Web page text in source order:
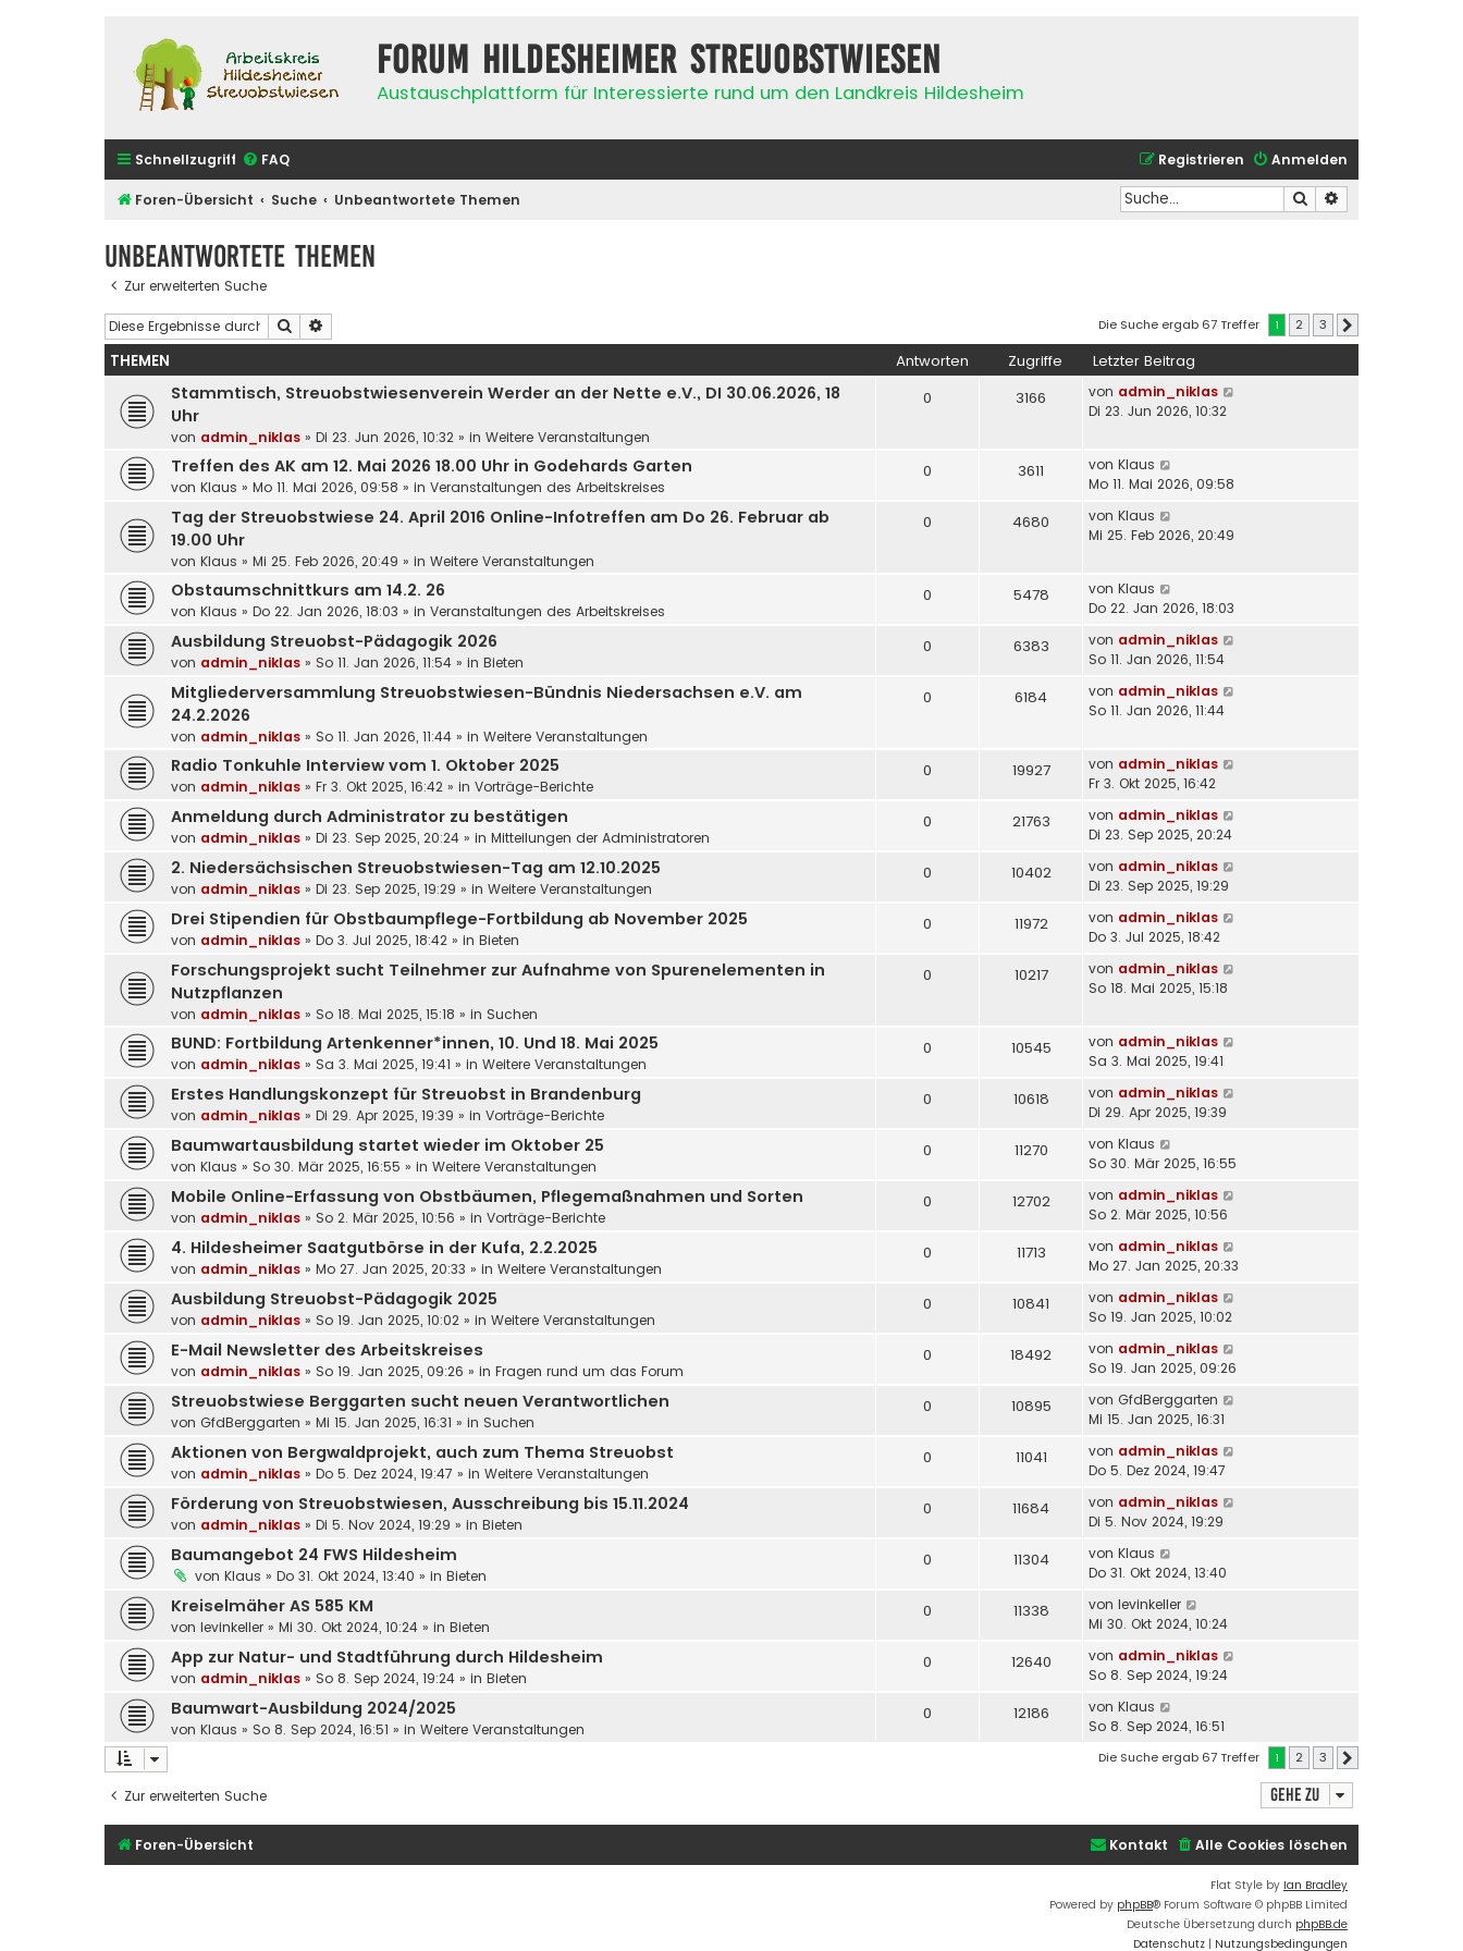
Forum Hildesheimer Streuobstwiesen
Austauschplattform für Interessierte rund um den Landkreis Hildesheim
Schnellzugriff FAQ Anmelden
Registrieren
Foren-Übersicht Suche Unbeantwortete Themen Suche
Unbeantwortete Themen
Zur erweiterten Suche
Suche Die Suche ergab 67 Treffer 1 2 3
THEMEN Antworten Zugriffe Letzter Beitrag
Stammtisch, Streuobstwiesenverein Werder an der Nette e.V., DI 30.06.2026, 18
Uhr
von admin_niklas » Di 23. Jun 2026, 10:32 » in Weitere Veranstaltungen
0 3166 von admin_niklas
Di 23. Jun 2026, 10:32
Treffen des AK am 12. Mai 2026 18.00 Uhr in Godehards Garten
von Klaus » Mo 11. Mai 2026, 09:58 » in Veranstaltungen des Arbeitskreises
0 3611 von Klaus
Mo 11. Mai 2026, 09:58
Tag der Streuobstwiese 24. April 2016 Online-Infotreffen am Do 26. Februar ab
19.00 Uhr
von Klaus » Mi 25. Feb 2026, 20:49 » in Weitere Veranstaltungen
0 4680 von Klaus
Mi 25. Feb 2026, 20:49
Obstaumschnittkurs am 14.2. 26
von Klaus » Do 22. Jan 2026, 18:03 » in Veranstaltungen des Arbeitskreises
0 5478 von Klaus
Do 22. Jan 2026, 18:03
Ausbildung Streuobst-Pädagogik 2026
von admin_niklas » So 11. Jan 2026, 11:54 » in Bieten
0 6383 von admin_niklas
So 11. Jan 2026, 11:54
Mitgliederversammlung Streuobstwiesen-Bündnis Niedersachsen e.V. am
24.2.2026
von admin_niklas » So 11. Jan 2026, 11:44 » in Weitere Veranstaltungen
0 6184 von admin_niklas
So 11. Jan 2026, 11:44
Radio Tonkuhle Interview vom 1. Oktober 2025
von admin_niklas » Fr 3. Okt 2025, 16:42 » in Vorträge-Berichte
0 19927 von admin_niklas
Fr 3. Okt 2025, 16:42
Anmeldung durch Administrator zu bestätigen
von admin_niklas » Di 23. Sep 2025, 20:24 » in Mitteilungen der Administratoren
0 21763 von admin_niklas
Di 23. Sep 2025, 20:24
2. Niedersächsischen Streuobstwiesen-Tag am 12.10.2025
von admin_niklas » Di 23. Sep 2025, 19:29 » in Weitere Veranstaltungen
0 10402 von admin_niklas
Di 23. Sep 2025, 19:29
Drei Stipendien für Obstbaumpflege-Fortbildung ab November 2025
von admin_niklas » Do 3. Jul 2025, 18:42 » in Bieten
0 11972 von admin_niklas
Do 3. Jul 2025, 18:42
Forschungsprojekt sucht Teilnehmer zur Aufnahme von Spurenelementen in
Nutzpflanzen
von admin_niklas » So 18. Mai 2025, 15:18 » in Suchen
0 10217 von admin_niklas
So 18. Mai 2025, 15:18
BUND: Fortbildung Artenkenner*innen, 10. Und 18. Mai 2025
von admin_niklas » Sa 3. Mai 2025, 19:41 » in Weitere Veranstaltungen
0 10545 von admin_niklas
Sa 3. Mai 2025, 19:41
Erstes Handlungskonzept für Streuobst in Brandenburg
von admin_niklas » Di 29. Apr 2025, 19:39 » in Vorträge-Berichte
0 10618 von admin_niklas
Di 29. Apr 2025, 19:39
Baumwartausbildung startet wieder im Oktober 25
von Klaus » So 30. Mär 2025, 16:55 » in Weitere Veranstaltungen
0 11270 von Klaus
So 30. Mär 2025, 16:55
Mobile Online-Erfassung von Obstbäumen, Pflegemaßnahmen und Sorten
von admin_niklas » So 2. Mär 2025, 10:56 » in Vorträge-Berichte
0 12702 von admin_niklas
So 2. Mär 2025, 10:56
4. Hildesheimer Saatgutbörse in der Kufa, 2.2.2025
von admin_niklas » Mo 27. Jan 2025, 20:33 » in Weitere Veranstaltungen
0 11713 von admin_niklas
Mo 27. Jan 2025, 20:33
Ausbildung Streuobst-Pädagogik 2025
von admin_niklas » So 19. Jan 2025, 10:02 » in Weitere Veranstaltungen
0 10841 von admin_niklas
So 19. Jan 2025, 10:02
E-Mail Newsletter des Arbeitskreises
von admin_niklas » So 19. Jan 2025, 09:26 » in Fragen rund um das Forum
0 18492 von admin_niklas
So 19. Jan 2025, 09:26
Streuobstwiese Berggarten sucht neuen Verantwortlichen
von GfdBerggarten » Mi 15. Jan 2025, 16:31 » in Suchen
0 10895 von GfdBerggarten
Mi 15. Jan 2025, 16:31
Aktionen von Bergwaldprojekt, auch zum Thema Streuobst
von admin_niklas » Do 5. Dez 2024, 19:47 » in Weitere Veranstaltungen
0 11041 von admin_niklas
Do 5. Dez 2024, 19:47
Förderung von Streuobstwiesen, Ausschreibung bis 15.11.2024
von admin_niklas » Di 5. Nov 2024, 19:29 » in Bieten
0 11684 von admin_niklas
Di 5. Nov 2024, 19:29
Baumangebot 24 FWS Hildesheim
von Klaus » Do 31. Okt 2024, 13:40 » in Bieten
0 11304 von Klaus
Do 31. Okt 2024, 13:40
Kreiselmäher AS 585 KM
von levinkeller » Mi 30. Okt 2024, 10:24 » in Bieten
0 11338 von levinkeller
Mi 30. Okt 2024, 10:24
App zur Natur- und Stadtführung durch Hildesheim
von admin_niklas » So 8. Sep 2024, 19:24 » in Bieten
0 12640 von admin_niklas
So 8. Sep 2024, 19:24
Baumwart-Ausbildung 2024/2025
von Klaus » So 8. Sep 2024, 16:51 » in Weitere Veranstaltungen
0 12186 von Klaus
So 8. Sep 2024, 16:51
Die Suche ergab 67 Treffer 1 2 3
Zur erweiterten Suche Gehe zu
Foren-Übersicht Alle Cookies löschen
Kontakt
Flat Style by Ian Bradley
Powered by phpBB® Forum Software © phpBB Limited
Deutsche Übersetzung durch phpBB.de
Datenschutz | Nutzungsbedingungen